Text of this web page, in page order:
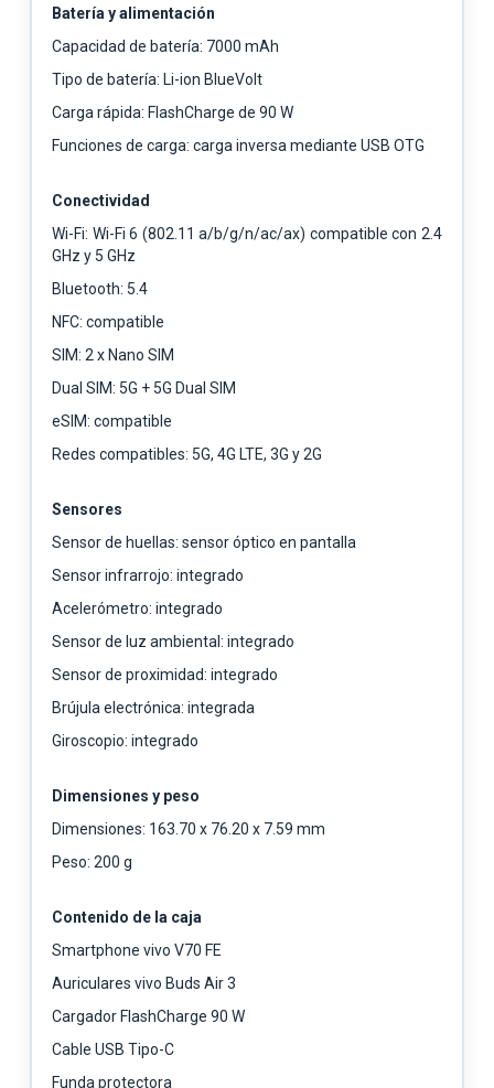
Batería y alimentación
Capacidad de batería: 7000 mAh
Tipo de batería: Li-ion BlueVolt
Carga rápida: FlashCharge de 90 W
Funciones de carga: carga inversa mediante USB OTG
Conectividad
Wi-Fi: Wi-Fi 6 (802.11 a/b/g/n/ac/ax) compatible con 2.4
GHz y 5 GHz
Bluetooth: 5.4
NFC: compatible
SIM: 2 x Nano SIM
Dual SIM: 5G + 5G Dual SIM
eSIM: compatible
Redes compatibles: 5G, 4G LTE, 3G y 2G
Sensores
Sensor de huellas: sensor óptico en pantalla
Sensor infrarrojo: integrado
Acelerómetro: integrado
Sensor de luz ambiental: integrado
Sensor de proximidad: integrado
Brújula electrónica: integrada
Giroscopio: integrado
Dimensiones y peso
Dimensiones: 163.70 x 76.20 x 7.59 mm
Peso: 200 g
Contenido de la caja
Smartphone vivo V70 FE
Auriculares vivo Buds Air 3
Cargador FlashCharge 90 W
Cable USB Tipo-C
Funda protectora